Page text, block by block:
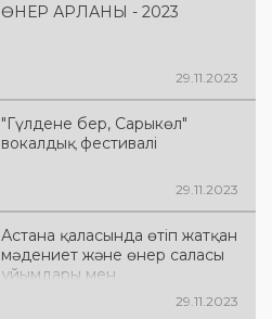
ӨНЕР АРЛАНЫ - 2023
29.11.2023
"Гүлдене бер, Сарыкөл"
вокалдық фестивалі
29.11.2023
Астана қаласында өтіп жатқан
мәдениет және өнер саласы
ұйымдары мен
қызметкерлерінің «Рухани29.11.2023